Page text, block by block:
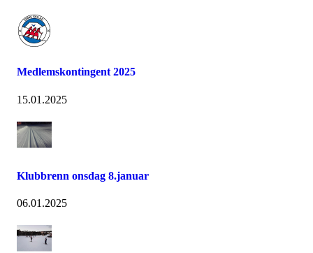
Medlemskontingent 2025
15.01.2025
Klubbrenn onsdag 8.januar
06.01.2025